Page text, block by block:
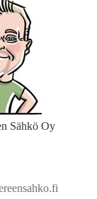
Sähkö Oy